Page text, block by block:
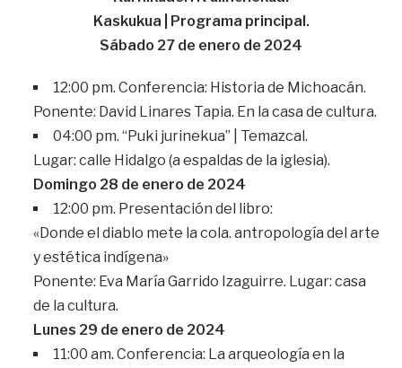
Kaskukua | Programa principal.
Sábado 27 de enero de 2024
12:00 pm. Conferencia: Historia de Michoacán.
Ponente: David Linares Tapia. En la casa de cultura.
04:00 pm. “Puki jurinekua” | Temazcal.
Lugar: calle Hidalgo (a espaldas de la iglesia).
Domingo 28 de enero de 2024
12:00 pm. Presentación del libro:
«Donde el diablo mete la cola. antropología del arte
y estética indígena»
Ponente: Eva María Garrido Izaguirre. Lugar: casa
de la cultura.
Lunes 29 de enero de 2024
11:00 am. Conferencia: La arqueología en la